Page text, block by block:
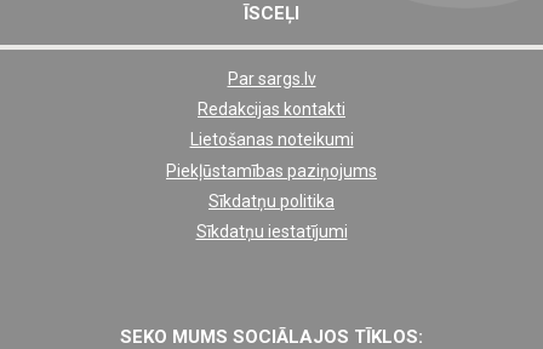
SEKO MUMS SOCIĀLAJOS TĪKLOS:
ĪSCEĻI
Par sargs.lv
Redakcijas kontakti
Lietošanas noteikumi
Piekļūstamības paziņojums
Sīkdatņu politika
Sīkdatņu iestatījumi